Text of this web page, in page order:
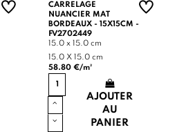
CARRELAGE
NUANCIER MAT
BORDEAUX - 15X15CM -
FV2702449
15.0 x 15.0 cm
15.0 X 15.0 cm
58.80 €/m²
AJOUTER
AU
PANIER